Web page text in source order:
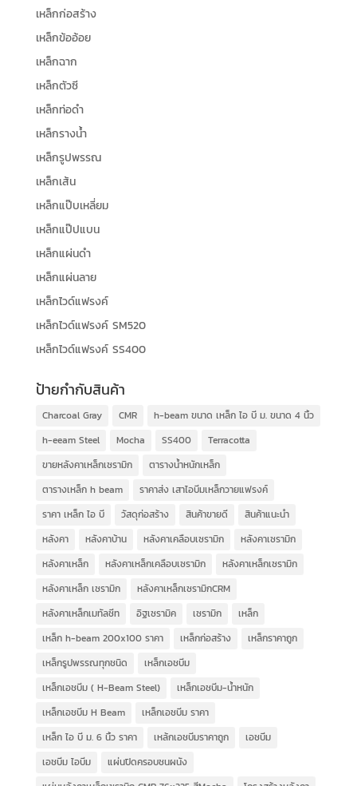
เหล็กก่อสร้าง
เหล็กข้ออ้อย
เหล็กฉาก
เหล็กตัวซี
เหล็กท่อดำ
เหล็กรางน้ำ
เหล็กรูปพรรณ
เหล็กเส้น
เหล็กแป๊บเหลี่ยม
เหล็กแป๊ปแบน
เหล็กแผ่นดำ
เหล็กแผ่นลาย
เหล็กไวด์แฟรงค์
เหล็กไวด์แฟรงค์ SM520
เหล็กไวด์แฟรงค์ SS400
ป้ายกำกับสินค้า
Charcoal Gray CMR
h-beam ขนาด เหล็ก ไอ บี ม. ขนาด 4 นิ้ว
h-eeam Steel
Mocha SS400
Terracotta
ขายหลังคาเหล็กเซรามิก
ตารางน้ำหนักเหล็ก
ตารางเหล็ก h beam
ราคาส่ง เสาไอบีมเหล็กวายแฟรงค์
ราคา เหล็ก ไอ บี
วัสดุก่อสร้าง สินค้าขายดี
สินค้าแนะนำ
หลังคา
หลังคาบ้าน หลังคาเคลือบเซรามิก
หลังคาเซรามิก
หลังคาเหล็ก
หลังคาเหล็กเคลือบเซรามิก
หลังคาเหล็กเซรามิก
หลังคาเหล็ก เซรามิก
หลังคาเหล็กเซรามิกCRM
หลังคาเหล็กเมทัลชีท
อิฐเซรามิค เซรามิก
เหล็ก
เหล็ก h-beam 200x100 ราคา
เหล็กก่อสร้าง
เหล็กราคาถูก
เหล็กรูปพรรณทุกชนิด
เหล็กเอชบีม
เหล็กเอชบีม ( H-Beam Steel)
เหล็กเอชบีม-น้ำหนัก
เหล็กเอชบีม H Beam
เหล็กเอชบีม ราคา
เหล็ก ไอ บี ม. 6 นิ้ว ราคา
เหล้กเอชบีมราคาถูก
เอชบีม
เอชบีม ไอบีม
แผ่นปิดครอบชนผนัง